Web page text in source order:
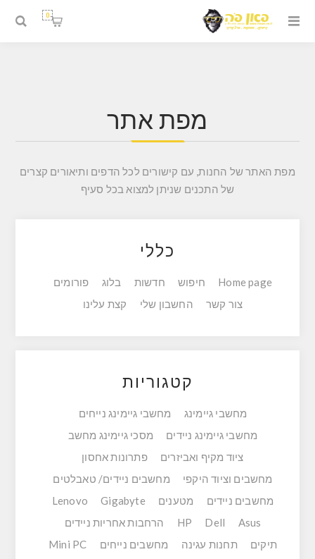
0
מפת אתר
מפת האתר של החנות, עם קישורים לכל הדפים ותיאורים קצרים
של התכנים שניתן למצוא בכל סעיף
כללי
Home page חיפוש חדשות בלוג
פורומים
צור קשר
החשבון שלי קצת עלינו
קטגוריות
מחשבי גיימינג
מחשבי גיימינג נייחים
מחשבי גיימינג ניידים
מסכי גיימינג מחשב
ציוד מקיף ואביזרים
פתרונות אחסון
מחשבים וציוד היקפי
מחשבים ניידים/ טאבלטים
מחשבים ניידים
מטענים Gigabyte
Lenovo
Asus
Dell
HP
הרחבות אחריות ניידים
תיקים
תחנות עגינה מחשבים נייחים
Mini PC